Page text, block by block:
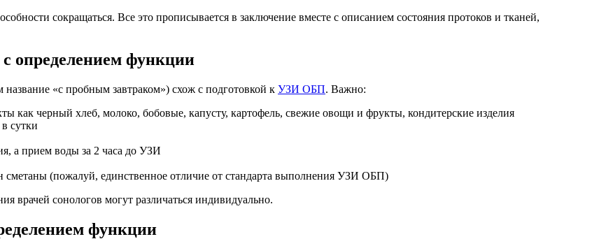
сокращаться. Все это прописывается в заключение вместе с описанием состояния протоков и тканей,
определением функции
«с пробным завтраком») схож с подготовкой к УЗИ ОБП. Важно:
как черный хлеб, молоко, бобовые, капусту, картофель, свежие овощи и фрукты, кондитерские изделия
сутки
а прием воды за 2 часа до УЗИ
сметаны (пожалуй, единственное отличие от стандарта выполнения УЗИ ОБП)
врачей сонологов могут различаться индивидуально.
функции